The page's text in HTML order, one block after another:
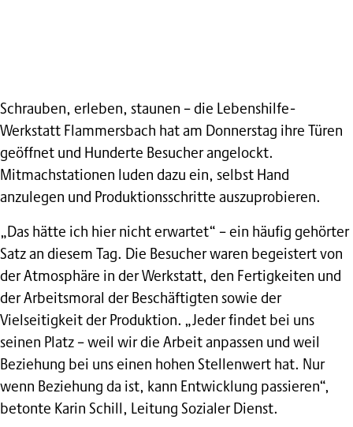
Schrauben, erleben, staunen – die Lebenshilfe-
Werkstatt Flammersbach hat am Donnerstag ihre Türen
geöffnet und Hunderte Besucher angelockt.
Mitmachstationen luden dazu ein, selbst Hand
anzulegen und Produktionsschritte auszuprobieren.
„Das hätte ich hier nicht erwartet“ – ein häufig gehörter
Satz an diesem Tag. Die Besucher waren begeistert von
der Atmosphäre in der Werkstatt, den Fertigkeiten und
der Arbeitsmoral der Beschäftigten sowie der
Vielseitigkeit der Produktion. „Jeder findet bei uns
seinen Platz – weil wir die Arbeit anpassen und weil
Beziehung bei uns einen hohen Stellenwert hat. Nur
wenn Beziehung da ist, kann Entwicklung passieren“,
betonte Karin Schill, Leitung Sozialer Dienst.